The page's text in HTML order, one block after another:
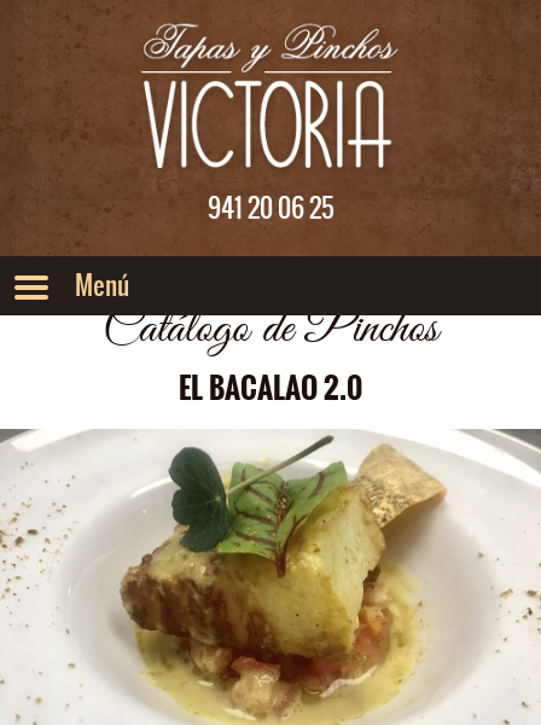
Saltar al menu principal
Saltar al contenido
941 20 06 25
Catálogo de Pinchos
EL BACALAO 2.0